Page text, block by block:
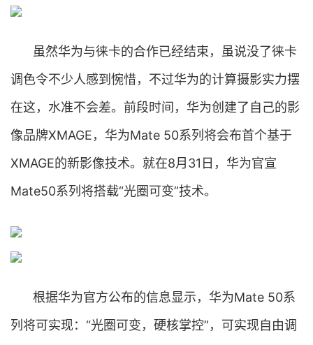
虽然华为与徕卡的合作已经结束，虽说没了徕卡
调色令不少人感到惋惜，不过华为的计算摄影实力摆
在这，水准不会差。前段时间，华为创建了自己的影
像品牌XMAGE，华为Mate 50系列将会布首个基于
XMAGE的新影像技术。就在8月31日，华为官宣
Mate50系列将搭载“光圈可变”技术。
根据华为官方公布的信息显示，华为Mate 50系
列将可实现：“光圈可变，硬核掌控”，可实现自由调